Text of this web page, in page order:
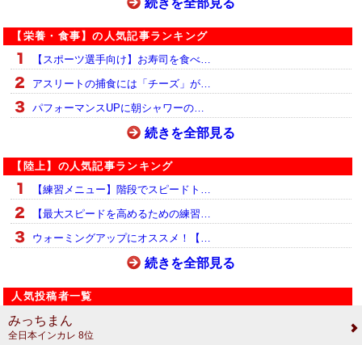
続きを全部見る
【栄養・食事】の人気記事ランキング
【スポーツ選手向け】お寿司を食べ…
アスリートの捕食には「チーズ」が…
パフォーマンスUPに朝シャワーの…
続きを全部見る
【陸上】の人気記事ランキング
【練習メニュー】階段でスピードト…
【最大スピードを高めるための練習…
ウォーミングアップにオススメ！【…
続きを全部見る
人気投稿者一覧
みっちまん
全日本インカレ 8位